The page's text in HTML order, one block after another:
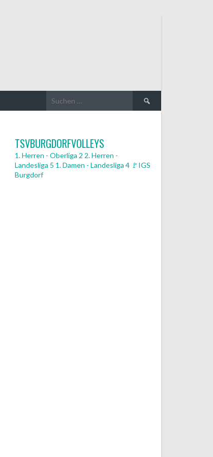
Suchen
nach:
TSVBURGDORFVOLLEYS
1. Herren - Oberliga 2 2. Herren -
Landesliga 5 1. Damen - Landesliga 4 🚩IGS
Burgdorf